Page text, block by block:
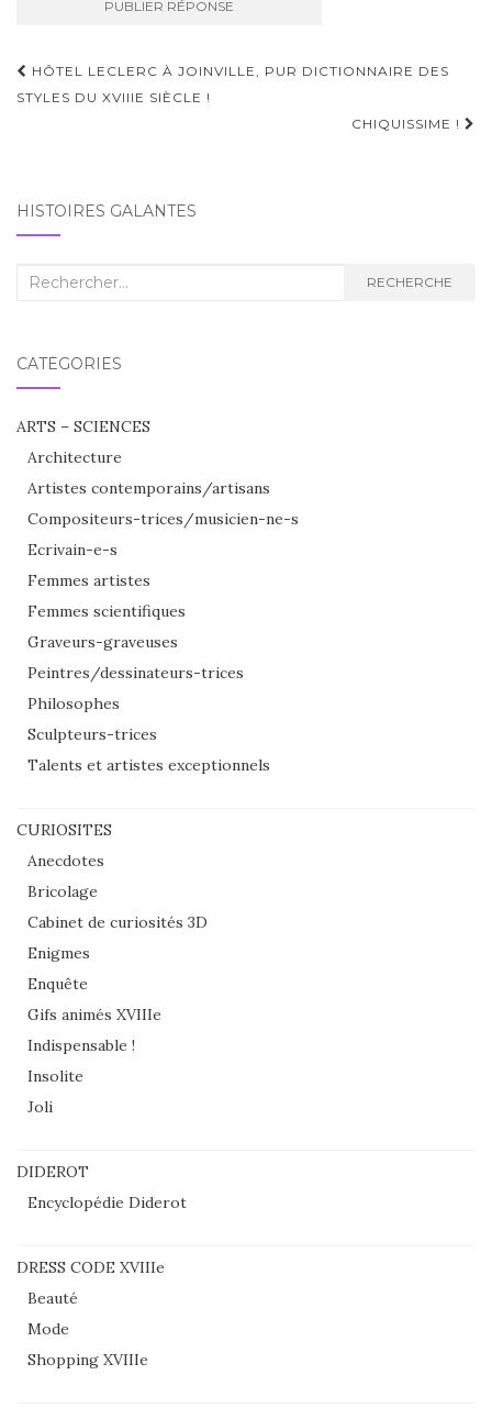
Navigation
d'article
HÔTEL LECLERC À JOINVILLE, PUR DICTIONNAIRE DES
STYLES DU XVIIIE SIÈCLE !
CHIQUISSIME !
HISTOIRES GALANTES
Recherche
RECHERCHE
CATÉGORIES
ARTS – SCIENCES
Architecture
Artistes contemporains/artisans
Compositeurs-trices/musicien-ne-s
Ecrivain-e-s
Femmes artistes
Femmes scientifiques
Graveurs-graveuses
Peintres/dessinateurs-trices
Philosophes
Sculpteurs-trices
Talents et artistes exceptionnels
CURIOSITES
Anecdotes
Bricolage
Cabinet de curiosités 3D
Enigmes
Enquête
Gifs animés XVIIIe
Indispensable !
Insolite
Joli
DIDEROT
Encyclopédie Diderot
DRESS CODE XVIIIe
Beauté
Mode
Shopping XVIIIe